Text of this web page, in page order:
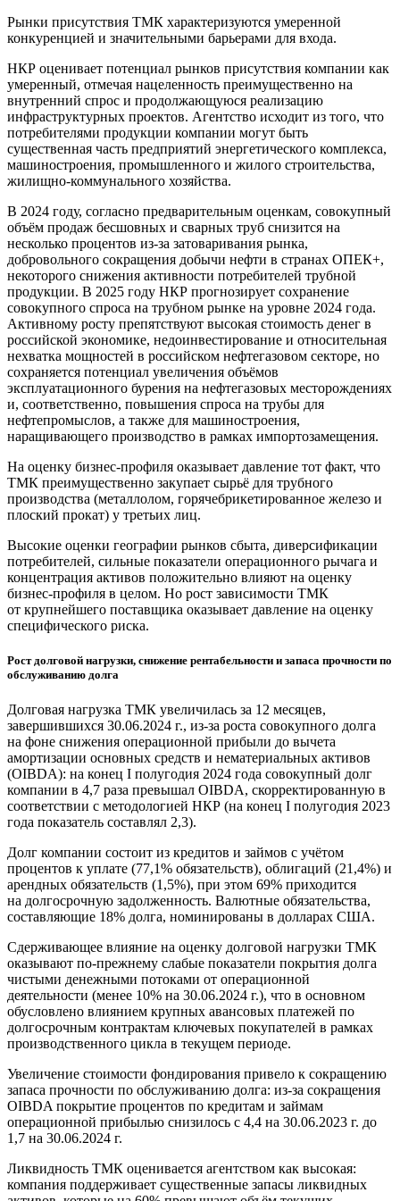
Рынки присутствия ТМК характеризуются умеренной
конкуренцией и значительными барьерами для входа.
НКР оценивает потенциал рынков присутствия компании как
умеренный, отмечая нацеленность преимущественно на
внутренний спрос и продолжающуюся реализацию
инфраструктурных проектов. Агентство исходит из того, что
потребителями продукции компании могут быть
существенная часть предприятий энергетического комплекса,
машиностроения, промышленного и жилого строительства,
жилищно-коммунального хозяйства.
В 2024 году, согласно предварительным оценкам, совокупный
объём продаж бесшовных и сварных труб снизится на
несколько процентов из-за затоваривания рынка,
добровольного сокращения добычи нефти в странах ОПЕК+,
некоторого снижения активности потребителей трубной
продукции. В 2025 году НКР прогнозирует сохранение
совокупного спроса на трубном рынке на уровне 2024 года.
Активному росту препятствуют высокая стоимость денег в
российской экономике, недоинвестирование и относительная
нехватка мощностей в российском нефтегазовом секторе, но
сохраняется потенциал увеличения объёмов
эксплуатационного бурения на нефтегазовых месторождениях
и, соответственно, повышения спроса на трубы для
нефтепромыслов, а также для машиностроения,
наращивающего производство в рамках импортозамещения.
На оценку бизнес-профиля оказывает давление тот факт, что
ТМК преимущественно закупает сырьё для трубного
производства (металлолом, горячебрикетированное железо и
плоский прокат) у третьих лиц.
Высокие оценки географии рынков сбыта, диверсификации
потребителей, сильные показатели операционного рычага и
концентрация активов положительно влияют на оценку
бизнес-профиля в целом. Но рост зависимости ТМК
от крупнейшего поставщика оказывает давление на оценку
специфического риска.
Рост долговой нагрузки, снижение рентабельности и запаса прочности по
обслуживанию долга
Долговая нагрузка ТМК увеличилась за 12 месяцев,
завершившихся 30.06.2024 г., из-за роста совокупного долга
на фоне снижения операционной прибыли до вычета
амортизации основных средств и нематериальных активов
(OIBDA): на конец I полугодия 2024 года совокупный долг
компании в 4,7 раза превышал OIBDA, скорректированную в
соответствии с методологией НКР (на конец I полугодия 2023
года показатель составлял 2,3).
Долг компании состоит из кредитов и займов с учётом
процентов к уплате (77,1% обязательств), облигаций (21,4%) и
арендных обязательств (1,5%), при этом 69% приходится
на долгосрочную задолженность. Валютные обязательства,
составляющие 18% долга, номинированы в долларах США.
Сдерживающее влияние на оценку долговой нагрузки ТМК
оказывают по-прежнему слабые показатели покрытия долга
чистыми денежными потоками от операционной
деятельности (менее 10% на 30.06.2024 г.), что в основном
обусловлено влиянием крупных авансовых платежей по
долгосрочным контрактам ключевых покупателей в рамках
производственного цикла в текущем периоде.
Увеличение стоимости фондирования привело к сокращению
запаса прочности по обслуживанию долга: из-за сокращения
OIBDA покрытие процентов по кредитам и займам
операционной прибылью снизилось с 4,4 на 30.06.2023 г. до
1,7 на 30.06.2024 г.
Ликвидность ТМК оценивается агентством как высокая:
компания поддерживает существенные запасы ликвидных